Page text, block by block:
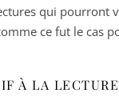
qui pourront
ce fut le cas
À LA